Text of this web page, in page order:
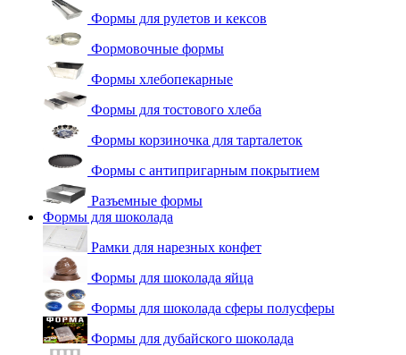
Формы для рулетов и кексов
Формовочные формы
Формы хлебопекарные
Формы для тостового хлеба
Формы корзиночка для тарталеток
Формы с антипригарным покрытием
Разъемные формы
Формы для шоколада
Рамки для нарезных конфет
Формы для шоколада яйца
Формы для шоколада сферы полусферы
Формы для дубайского шоколада